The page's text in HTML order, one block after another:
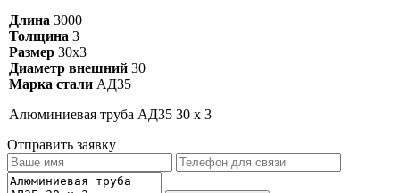
Длина 3000
Толщина 3
Размер 30х3
Диаметр внешний 30
Марка стали АД35
Алюминиевая труба АД35 30 х 3
Отправить заявку